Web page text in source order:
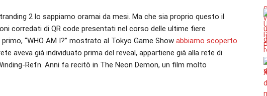
2 lo sappiamo oramai da mesi. Ma che sia proprio questo il
corredati di QR code presentati nel corso delle ultime fiere
“WHO AM I?” mostrato al Tokyo Game Show abbiamo scoperto
aveva già individuato prima del reveal, appartiene già alla rete di
Refn. Anni fa recitò in The Neon Demon, un film molto